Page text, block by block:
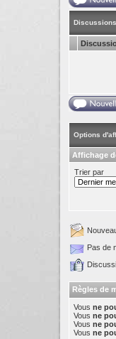
Options
Affichage
Trier par
Pas de
Règles de
Vous ne
Vous ne
Vous ne
Vous ne